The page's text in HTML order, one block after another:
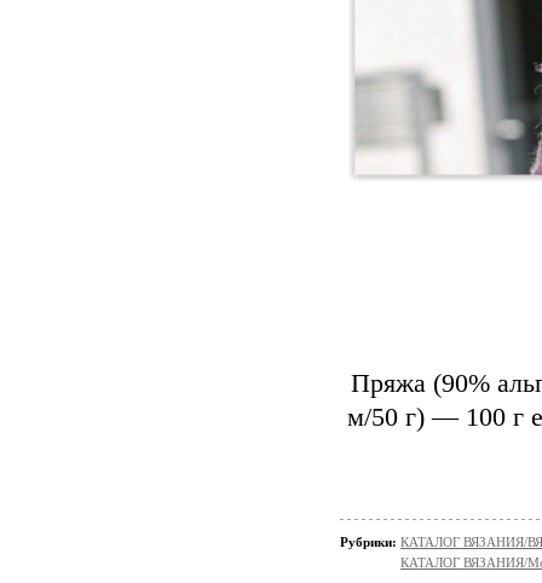
Пряжа (90%
м/50 г) — 100 г
Рубрики: КАТАЛОГ ВЯЗАНИЯ/
КАТАЛОГ ВЯЗАНИЯ/